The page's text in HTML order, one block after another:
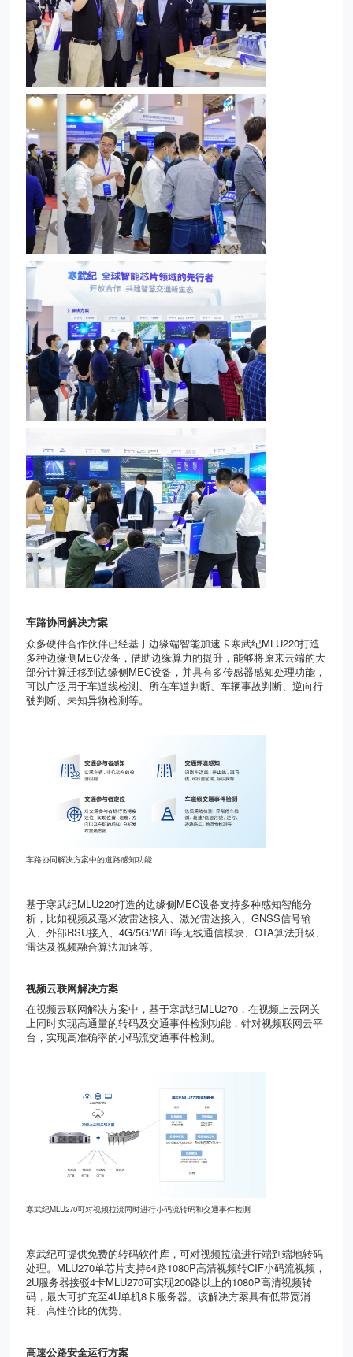
车路协同解决方案
众多硬件合作伙伴已经基于边缘端智能加速卡寒武纪MLU220打造
多种边缘侧MEC设备，借助边缘算力的提升，能够将原来云端的大
部分计算迁移到边缘侧MEC设备，并具有多传感器感知处理功能，
可以广泛用于车道线检测、所在车道判断、车辆事故判断、逆向行
驶判断、未知异物检测等。
车路协同解决方案中的道路感知功能
基于寒武纪MLU220打造的边缘侧MEC设备支持多种感知智能分
析，比如视频及毫米波雷达接入、激光雷达接入、GNSS信号输
入、外部RSU接入、4G/5G/WiFi等无线通信模块、OTA算法升级、
雷达及视频融合算法加速等。
视频云联网解决方案
在视频云联网解决方案中，基于寒武纪MLU270 ，在视频上云网关
上同时实现高通量的转码及交通事件检测功能，针对视频联网云平
台，实现高准确率的小码流交通事件检测。
寒武纪MLU270可对视频拉流同时进行小码流转码和交通事件检测
寒武纪可提供免费的转码软件库，可对视频拉流进行端到端地转码
处理。 MLU270单芯片支持64路1080P高清视频转CIF小码流视频，
2U服务器接驳4卡MLU270可实现200路以上的1080P高清视频转
码，最大可扩充至4U单机8卡服务器。该解决方案具有低带宽消
耗、高性价比的优势。
高速公路安全运行方案